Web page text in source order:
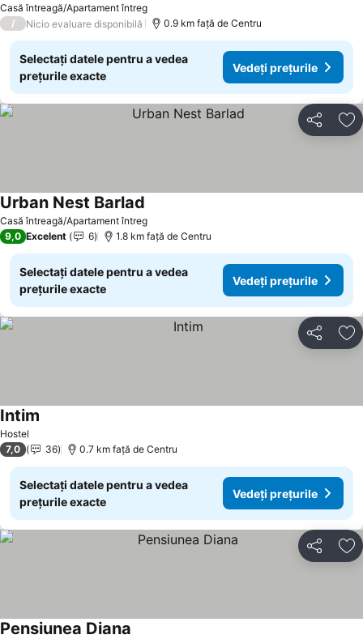
Casă întreagă/Apartament întreg
/ Nicio evaluare disponibilă 0.9 km faţă de Centru
Selectați datele pentru a vedea
prețurile exacte
Vedeți prețurile
Distribuiți
Casă întreagă/Apartament întreg
Urban Nest Barlad
9,0 Excelent 6 1.8 km faţă de Centru
Selectați datele pentru a vedea
prețurile exacte
Vedeți prețurile
Distribuiți
Hostel
Intim
7,0 36 0.7 km faţă de Centru
Selectați datele pentru a vedea
prețurile exacte
Vedeți prețurile
Distribuiți
Pensiunea Diana